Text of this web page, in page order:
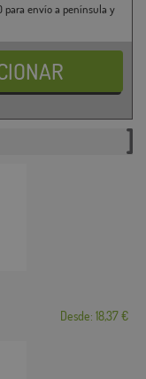
para envío a península y
Desde: 18,37 €